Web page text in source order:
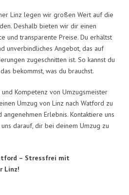
Linz legen wir großen Wert auf die
Deshalb bieten wir dir einen
und transparente Preise. Du erhältst
unverbindliches Angebot, das auf
zugeschnitten ist. So kannst du
bekommst, was du brauchst.
Kompetenz von Umzugsmeister
Umzug von Linz nach Watford zu
Erlebnis. Kontaktiere uns
darauf, dir bei deinem Umzug zu
– Stressfrei mit
Linz!